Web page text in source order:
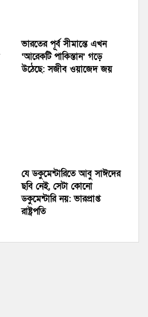
ভারতের পূর্ব সীমান্তে এখন
‘আরেকটি পাকিস্তান’ গড়ে
উঠেছে: সজীব ওয়াজেদ জয়
যে ডকুমেন্টারিতে আবু সাঈদের
ছবি নেই, সেটা কোনো
ডকুমেন্টারি নয়: ভারপ্রাপ্ত
রাষ্ট্রপতি